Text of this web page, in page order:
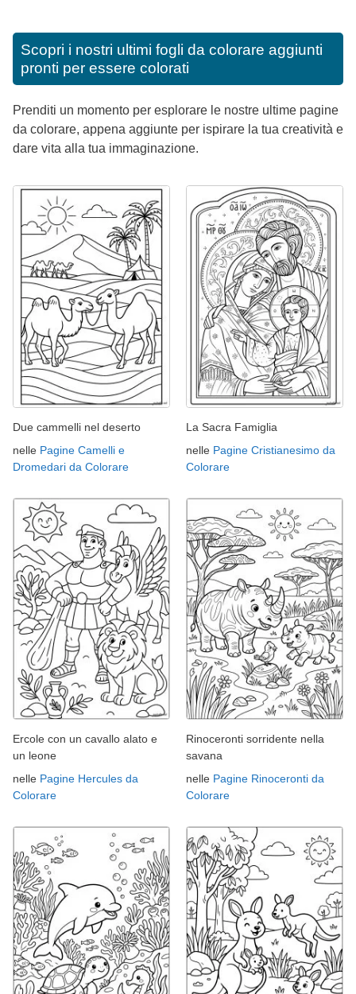
Scopri i nostri ultimi fogli da colorare aggiunti
pronti per essere colorati
Prenditi un momento per esplorare le nostre ultime pagine
da colorare, appena aggiunte per ispirare la tua creatività e
dare vita alla tua immaginazione.
Due cammelli nel deserto
nelle Pagine Camelli e
Dromedari da Colorare
La Sacra Famiglia
nelle Pagine Cristianesimo da
Colorare
Ercole con un cavallo alato e
un leone
nelle Pagine Hercules da
Colorare
Rinoceronti sorridente nella
savana
nelle Pagine Rinoceronti da
Colorare